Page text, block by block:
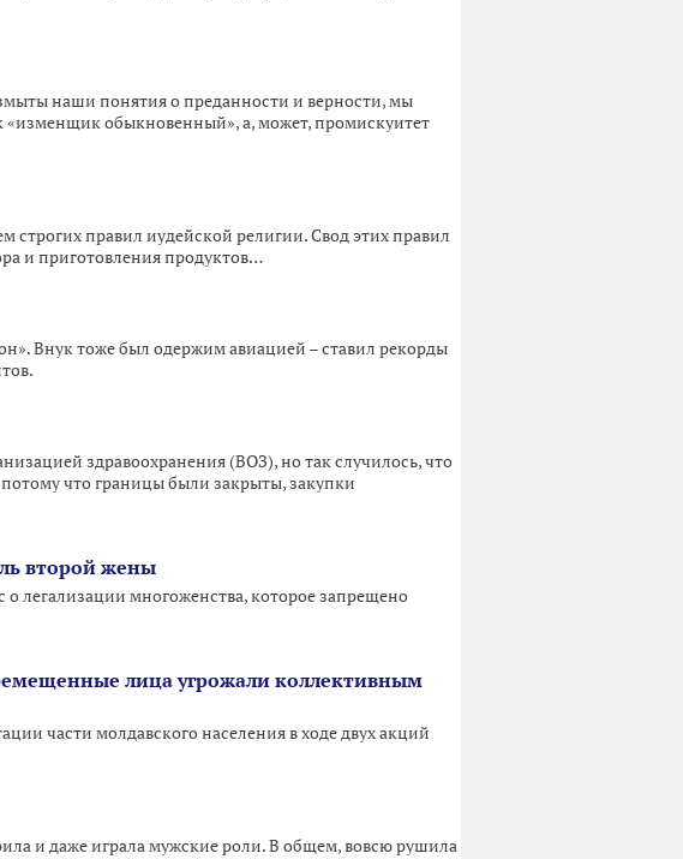
наши понятия о преданности и верности, мы
обыкновенный», а, может, промискуитет
правил иудейской религии. Свод этих правил
и приготовления продуктов…
Внук тоже был одержим авиацией – ставил рекорды
здравоохранения (ВОЗ), но так случилось, что
что границы были закрыты, закупки
второй жены
о легализации многоженства, которое запрещено
лица угрожали коллективным
части молдавского населения в ходе двух акций
и даже играла мужские роли. В общем, вовсю рушила